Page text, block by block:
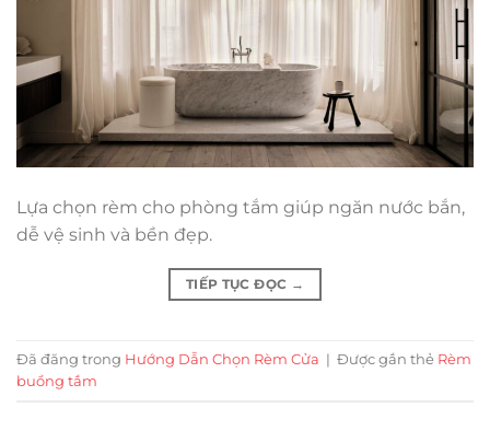
Lựa chọn rèm cho phòng tắm giúp ngăn nước bắn,
dễ vệ sinh và bền đẹp.
TIẾP TỤC ĐỌC →
Đã đăng trong Hướng Dẫn Chọn Rèm Cửa | Được gắn thẻ Rèm
buồng tắm